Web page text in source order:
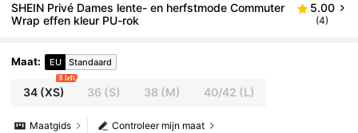
SHEIN Privé Dames lente- en herfstmode Commuter
Wrap effen kleur PU-rok
5.00
(4)
Maat: EU Standaard
34(XS)
8 left
36 (S) 38 (M) 40/42 (L)
Controleer mijn maat
Maatgids